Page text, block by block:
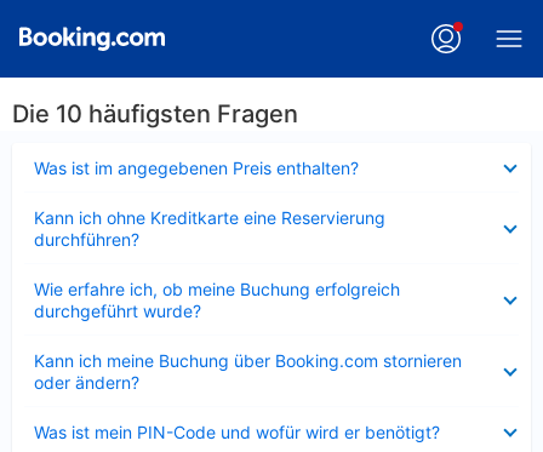
Die 10 häufigsten Fragen
Was ist im angegebenen Preis enthalten?
Kann ich ohne Kreditkarte eine Reservierung
durchführen?
Wie erfahre ich, ob meine Buchung erfolgreich
durchgeführt wurde?
Kann ich meine Buchung über Booking.com stornieren
oder ändern?
Was ist mein PIN-Code und wofür wird er benötigt?